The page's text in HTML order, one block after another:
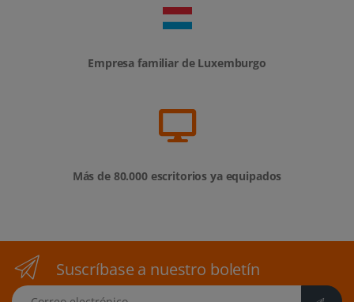
Empresa familiar de Luxemburgo
Más de 80.000 escritorios ya equipados
Suscríbase a nuestro boletín
Correo electrónico